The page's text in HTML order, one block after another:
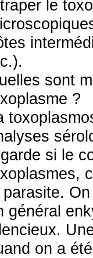
le
sont
?
si le
parasite.
général
on a